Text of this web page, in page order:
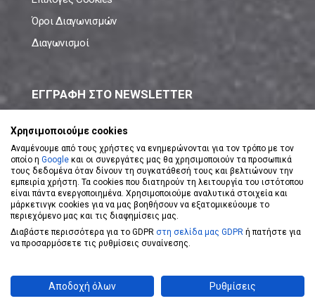
Όροι Διαγωνισμών
Διαγωνισμοί
ΕΓΓΡΑΦΗ ΣΤΟ NEWSLETTER
ΕΓΓΡΑΦΗ ΣΤΟ NEWSLETTER
Αποδέχομαι τουςΌρους Χρήσης
Powered byeShopKeyDesigned byKoolmetrix
Χρησιμοποιούμε cookies
Αναμένουμε από τους χρήστες να ενημερώνονται για τον τρόπο με τον
οποίο η Google και οι συνεργάτες μας θα χρησιμοποιούν τα προσωπικά
τους δεδομένα όταν δίνουν τη συγκατάθεσή τους και βελτιώνουν την
εμπειρία χρήστη. Τα cookies που διατηρούν τη λειτουργία του ιστότοπου
είναι πάντα ενεργοποιημένα. Χρησιμοποιούμε αναλυτικά στοιχεία και
μάρκετινγκ cookies για να μας βοηθήσουν να εξατομικεύουμε το
περιεχόμενο μας και τις διαφημίσεις μας.
Διαβάστε περισσότερα για το GDPR στη σελίδα μας GDPR ή πατήστε για
να προσαρμόσετε τις ρυθμίσεις συναίνεσης.
Αποδοχή όλων Ρυθμίσεις